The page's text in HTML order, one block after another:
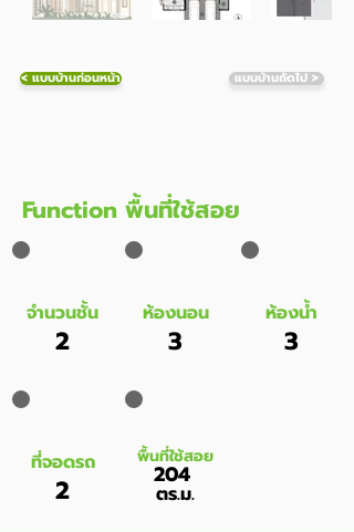
< แบบบ้านก่อนหน้า แบบบ้านถัดไป >
Function พื้นที่ใช้สอย
จำนวนชั้น
2
ห้องนอน
3
ห้องน้ำ
3
ที่จอดรถ
2
พื้นที่ใช้สอย
204
ตร.ม.